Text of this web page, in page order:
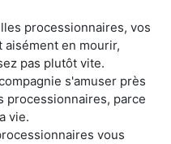
processionnaires, vos
aisément en mourir,
pas plutôt vite.
s'amuser près
processionnaires, parce
vie.
vous